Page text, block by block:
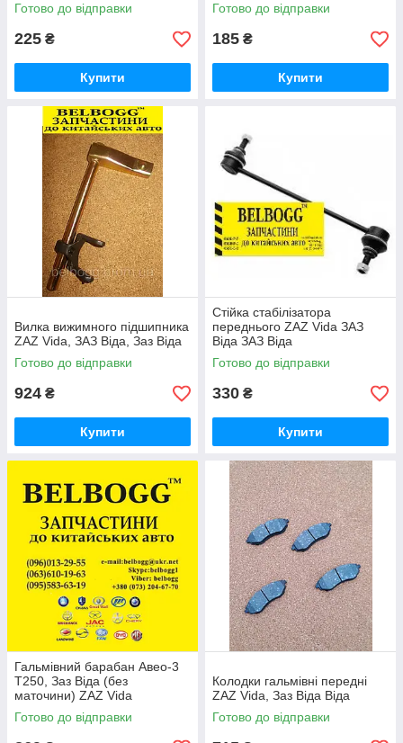
Готово до відправки
225 ₴
Купити
Готово до відправки
185 ₴
Купити
Вилка вижимного підшипника
ZAZ Vida, ЗАЗ Віда, Заз Віда
Готово до відправки
924 ₴
Купити
Стійка стабілізатора
переднього ZAZ Vida ЗАЗ
Віда ЗАЗ Віда
Готово до відправки
330 ₴
Купити
Гальмівний барабан Авео-3
T250, Заз Віда (без
маточини) ZAZ Vida
Готово до відправки
Колодки гальмівні передні
ZAZ Vida, Заз Віда Віда
Готово до відправки